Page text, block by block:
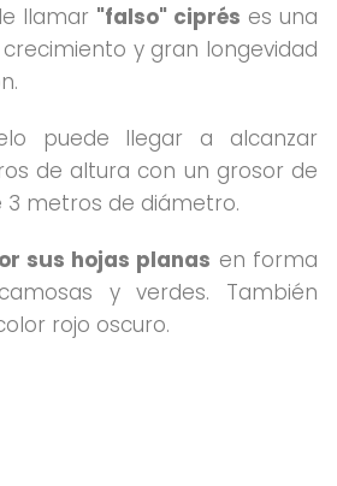
llamar "falso" ciprés es una
y gran longevidad
puede llegar a alcanzar
de altura con un grosor de
metros de diámetro.
sus hojas planas en forma
y verdes. También
rojo oscuro.